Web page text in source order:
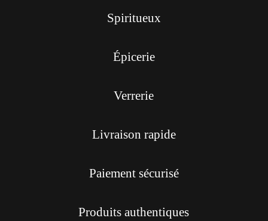
Spiritueux
Épicerie
Verrerie
Livraison rapide
Paiement sécurisé
Produits authentiques